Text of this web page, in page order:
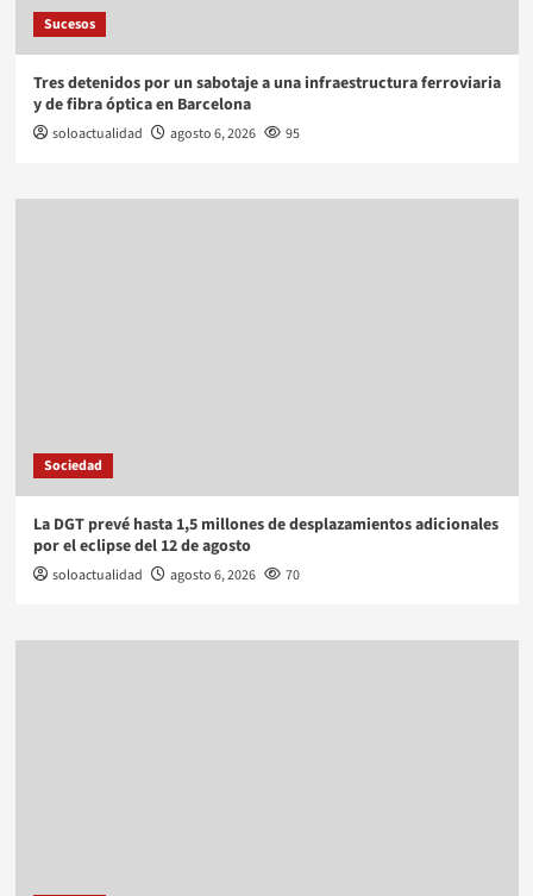
Sucesos
Tres detenidos por un sabotaje a una infraestructura ferroviaria
y de fibra óptica en Barcelona
soloactualidad agosto 6, 2026 95
Sociedad
La DGT prevé hasta 1,5 millones de desplazamientos adicionales
por el eclipse del 12 de agosto
soloactualidad agosto 6, 2026 70